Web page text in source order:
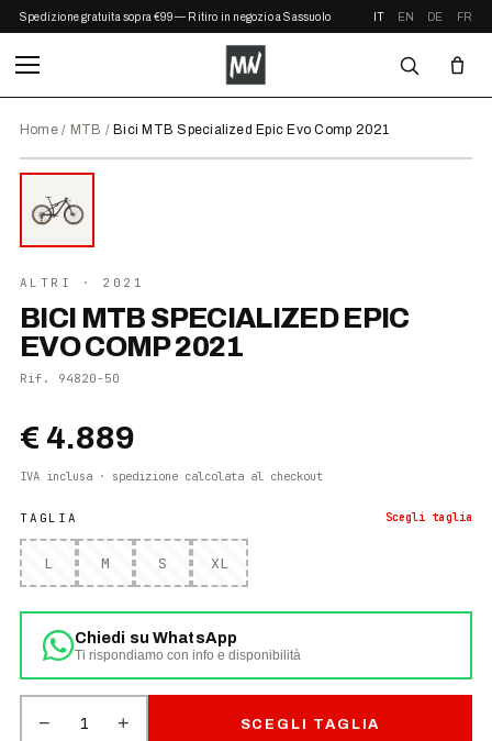
Spedizione gratuita sopra €99 — Ritiro in negozio a Sassuolo IT EN DE FR
Home/ MTB / Bici MTB Specialized Epic Evo Comp 2021
ALTRI · 2021
BICI MTB SPECIALIZED EPIC
EVO COMP 2021
Rif. 94820-50
€ 4.889
IVA inclusa · spedizione calcolata al checkout
TAGLIA Scegli taglia
L M S XL
Chiedi su WhatsApp
Ti rispondiamo con info e disponibilità
− 1 + SCEGLI TAGLIA